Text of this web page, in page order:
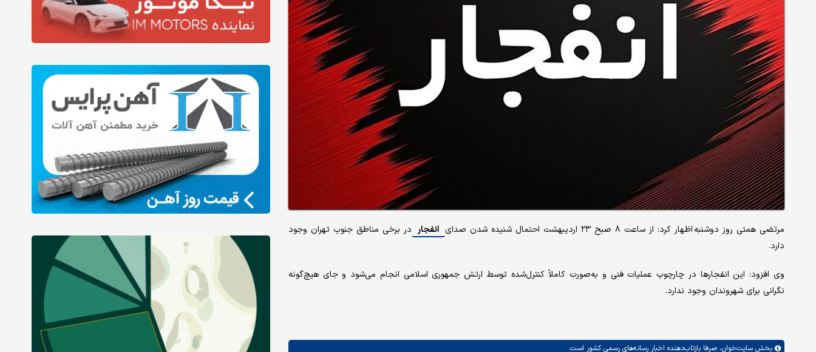
مرتضی همتی روز دوشنبه اظهار کرد: از ساعت ۸ صبح ۲۳ اردیبهشت احتمال شنیده شدن صدای انفجار در برخی مناطق جنوب تهران وجود
دارد.
وی افزود: این انفجارها در چارچوب عملیات فنی و به‌صورت کاملاً کنترل‌شده توسط ارتش جمهوری اسلامی انجام می‌شود و جای هیچ‌گونه
نگرانی برای شهروندان وجود ندارد.
بخش سایت‌خوان، صرفا بازتاب‌دهنده اخبار رسانه‌های رسمی کشور است.